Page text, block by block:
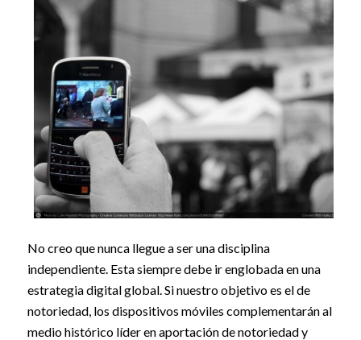
No creo que nunca llegue a ser una disciplina
independiente. Esta siempre debe ir englobada en una
estrategia digital global. Si nuestro objetivo es el de
notoriedad, los dispositivos móviles complementarán al
medio histórico líder en aportación de notoriedad y